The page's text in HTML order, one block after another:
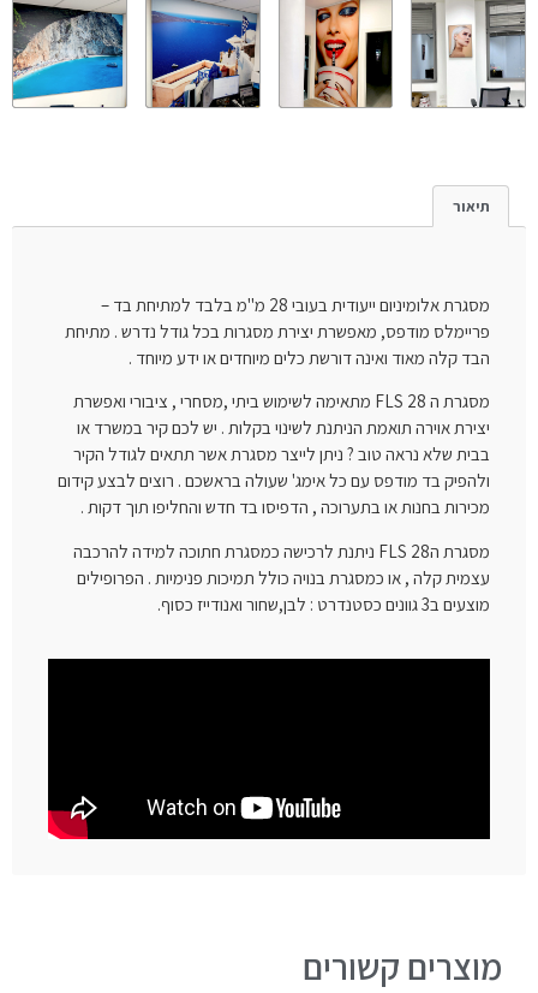
תיאור
מסגרת אלומיניום ייעודית בעובי 28 מ"מ בלבד למתיחת בד –
פריימלס מודפס, מאפשרת יצירת מסגרות בכל גודל נדרש . מתיחת
הבד קלה מאוד ואינה דורשת כלים מיוחדים או ידע מיוחד .
מסגרת ה FLS 28 מתאימה לשימוש ביתי ,מסחרי , ציבורי ואפשרת
יצירת אוירה תואמת הניתנת לשינוי בקלות . יש לכם קיר במשרד או
בבית שלא נראה טוב ? ניתן לייצר מסגרת אשר תתאים לגודל הקיר
ולהפיק בד מודפס עם כל אימג' שעולה בראשכם . רוצים לבצע קידום
מכירות בחנות או בתערוכה , הדפיסו בד חדש והחליפו תוך דקות .
מסגרת הFLS 28 ניתנת לרכישה כמסגרת חתוכה למידה להרכבה
עצמית קלה , או כמסגרת בנויה כולל תמיכות פנימיות . הפרופילים
מוצעים ב3 גוונים כסטנדרט : לבן,שחור ואנודייז כסוף.
מוצרים קשורים